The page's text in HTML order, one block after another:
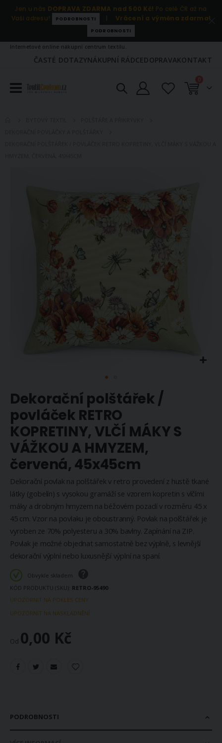
Jen u nás DOPRAVA ZDARMA nad 500 Kč! Po celé ČR až na
Vaši adresu!
PODROBNOSTI | Vrácení a výměna zdarma!
PODROBNOSTI
Internetové online nákupní centrum textilu.
ČASTÉ DOTAZYNÁKUPNÍ RÁDCEDOPRAVAKONTAKT
Košík
0položky
na
začátek
galerie
s
obrázky
Dekorační polštářek /
povláček RETRO
KOPRETINY, VLČÍ MÁKY S
VÁŽKOU A HMYZEM,
červená, 45x45cm
Dekorační povlak na polštářek v retro provedení z hustě tkané
látky (gobelín) s vysokou gramáží se vzorem kopretin s vlčími
máky a drobným hmyzem na béžovém pozadí v rozměru 45 x
45 cm. Vzor na povlaku je oboustranný. Povlak na polštářek je
vyroben ze 70% polyesteru a 30% bavlny. Zapínání na ZIP.
Povlak je možné objednat samostatně bez výplně, s levnější
dekorační výplní nebo luxusnější výplní na spaní.
Obvykle skladem
KÓD PRODUKTU (SKU) RETRO-95490
UPOZORNIT NA POKLES CENY
UPOZORNIT NA NASKLADNĚNÍ
Od 0,00 Kč
PODROBNOSTI